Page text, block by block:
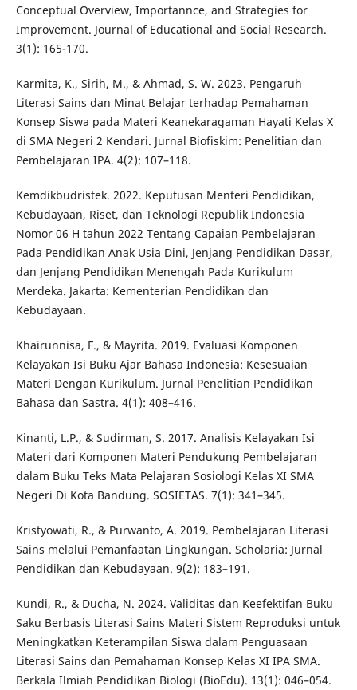
Conceptual Overview, Importannce, and Strategies for
Improvement. Journal of Educational and Social Research.
3(1): 165-170.
Karmita, K., Sirih, M., & Ahmad, S. W. 2023. Pengaruh
Literasi Sains dan Minat Belajar terhadap Pemahaman
Konsep Siswa pada Materi Keanekaragaman Hayati Kelas X
di SMA Negeri 2 Kendari. Jurnal Biofiskim: Penelitian dan
Pembelajaran IPA. 4(2): 107–118.
Kemdikbudristek. 2022. Keputusan Menteri Pendidikan,
Kebudayaan, Riset, dan Teknologi Republik Indonesia
Nomor 06 H tahun 2022 Tentang Capaian Pembelajaran
Pada Pendidikan Anak Usia Dini, Jenjang Pendidikan Dasar,
dan Jenjang Pendidikan Menengah Pada Kurikulum
Merdeka. Jakarta: Kementerian Pendidikan dan
Kebudayaan.
Khairunnisa, F., & Mayrita. 2019. Evaluasi Komponen
Kelayakan Isi Buku Ajar Bahasa Indonesia: Kesesuaian
Materi Dengan Kurikulum. Jurnal Penelitian Pendidikan
Bahasa dan Sastra. 4(1): 408–416.
Kinanti, L.P., & Sudirman, S. 2017. Analisis Kelayakan Isi
Materi dari Komponen Materi Pendukung Pembelajaran
dalam Buku Teks Mata Pelajaran Sosiologi Kelas XI SMA
Negeri Di Kota Bandung. SOSIETAS. 7(1): 341–345.
Kristyowati, R., & Purwanto, A. 2019. Pembelajaran Literasi
Sains melalui Pemanfaatan Lingkungan. Scholaria: Jurnal
Pendidikan dan Kebudayaan. 9(2): 183–191.
Kundi, R., & Ducha, N. 2024. Validitas dan Keefektifan Buku
Saku Berbasis Literasi Sains Materi Sistem Reproduksi untuk
Meningkatkan Keterampilan Siswa dalam Penguasaan
Literasi Sains dan Pemahaman Konsep Kelas XI IPA SMA.
Berkala Ilmiah Pendidikan Biologi (BioEdu). 13(1): 046–054.